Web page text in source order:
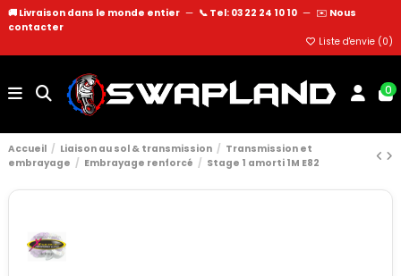
🚚 Livraison dans le monde entier — 📞 Tel: 03 22 24 10 10 — ✉️ Nous
contacter
Liste d'envie (0)
0
Accueil Liaison au sol & transmission
Transmission et
embrayage
Embrayage renforcé Stage 1 amorti 1M E82